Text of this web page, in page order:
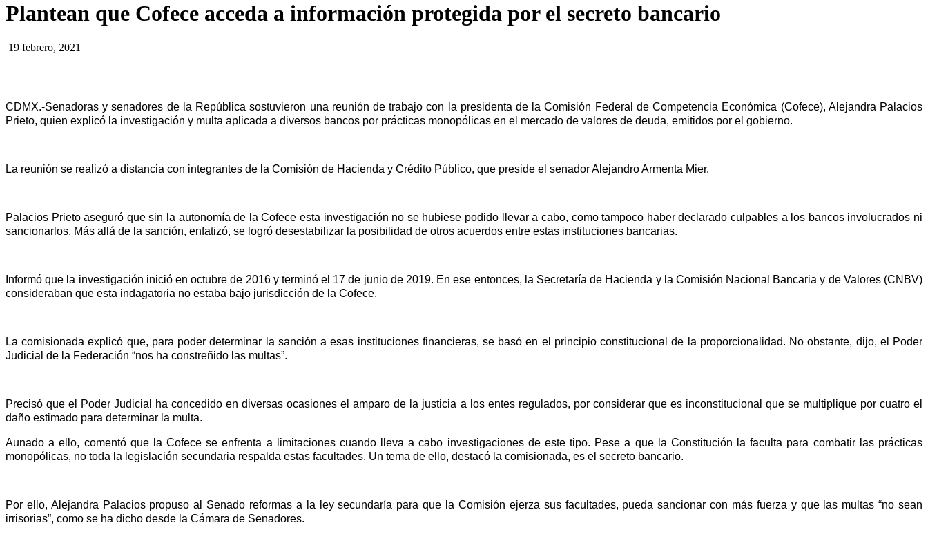
Plantean que Cofece acceda a información protegida por el secreto bancario
19 febrero, 2021
CDMX.-Senadoras y senadores de la República sostuvieron una reunión de trabajo con la presidenta de la Comisión Federal de Competencia Económica (Cofece), Alejandra Palacios
Prieto, quien explicó la investigación y multa aplicada a diversos bancos por prácticas monopólicas en el mercado de valores de deuda, emitidos por el gobierno.
La reunión se realizó a distancia con integrantes de la Comisión de Hacienda y Crédito Público, que preside el senador Alejandro Armenta Mier.
Palacios Prieto aseguró que sin la autonomía de la Cofece esta investigación no se hubiese podido llevar a cabo, como tampoco haber declarado culpables a los bancos involucrados ni
sancionarlos. Más allá de la sanción, enfatizó, se logró desestabilizar la posibilidad de otros acuerdos entre estas instituciones bancarias.
Informó que la investigación inició en octubre de 2016 y terminó el 17 de junio de 2019. En ese entonces, la Secretaría de Hacienda y la Comisión Nacional Bancaria y de Valores (CNBV)
consideraban que esta indagatoria no estaba bajo jurisdicción de la Cofece.
La comisionada explicó que, para poder determinar la sanción a esas instituciones financieras, se basó en el principio constitucional de la proporcionalidad. No obstante, dijo, el Poder
Judicial de la Federación “nos ha constreñido las multas”.
Precisó que el Poder Judicial ha concedido en diversas ocasiones el amparo de la justicia a los entes regulados, por considerar que es inconstitucional que se multiplique por cuatro el
daño estimado para determinar la multa.
Aunado a ello, comentó que la Cofece se enfrenta a limitaciones cuando lleva a cabo investigaciones de este tipo. Pese a que la Constitución la faculta para combatir las prácticas
monopólicas, no toda la legislación secundaria respalda estas facultades. Un tema de ello, destacó la comisionada, es el secreto bancario.
Por ello, Alejandra Palacios propuso al Senado reformas a la ley secundaría para que la Comisión ejerza sus facultades, pueda sancionar con más fuerza y que las multas “no sean
irrisorias”, como se ha dicho desde la Cámara de Senadores.